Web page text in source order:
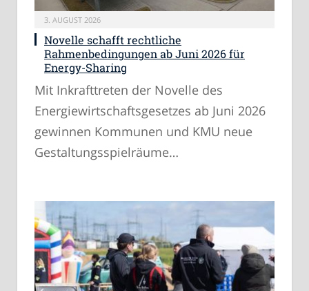
3. AUGUST 2026
Novelle schafft rechtliche
Rahmenbedingungen ab Juni 2026 für
Energy-Sharing
Mit Inkrafttreten der Novelle des
Energiewirtschaftsgesetzes ab Juni 2026
gewinnen Kommunen und KMU neue
Gestaltungsspielräume…